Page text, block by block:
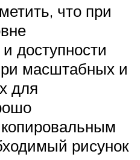
что при
доступности
масштабных и
для
рисунок